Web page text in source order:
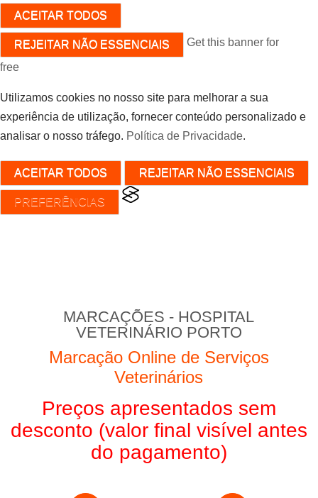
ACEITAR TODOS
REJEITAR NÃO ESSENCIAIS Get this banner for
free
Utilizamos cookies no nosso site para melhorar a sua
experiência de utilização, fornecer conteúdo personalizado e
analisar o nosso tráfego. Política de Privacidade.
ACEITAR TODOS REJEITAR NÃO ESSENCIAIS
PREFERÊNCIAS
MARCAÇÕES - HOSPITAL
VETERINÁRIO PORTO
Marcação Online de Serviços
Veterinários
Preços apresentados sem
desconto (valor final visível antes
do pagamento)